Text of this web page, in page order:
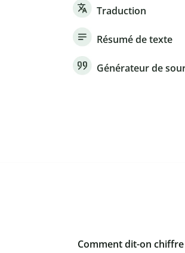
Traduction
Résumé de texte
Générateur de
Comment dit-on chiffre